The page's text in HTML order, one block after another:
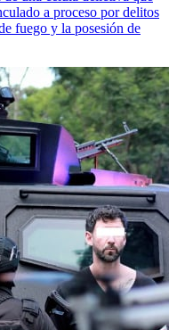
a proceso por delitos
fuego y la posesión de